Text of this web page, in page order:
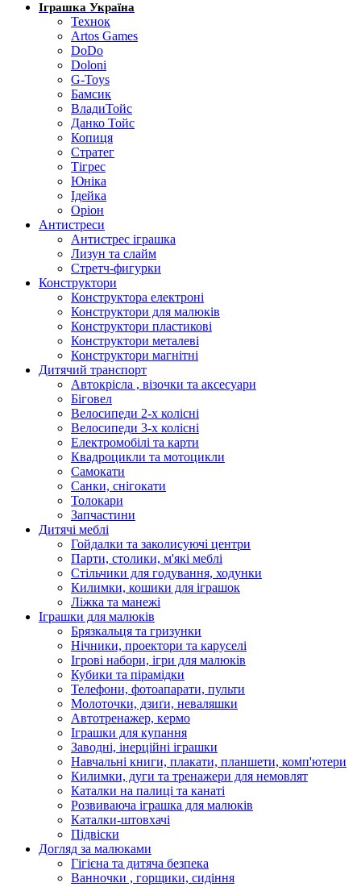
Іграшка Україна
Технок
Artos Games
DoDo
Doloni
G-Toys
Бамсик
ВладиТойс
Данко Тойс
Копиця
Стратег
Тігрес
Юніка
Ідейка
Оріон
Антистреси
Антистрес іграшка
Лизун та слайм
Стретч-фигурки
Конструктори
Конструктора електроні
Конструктори для малюків
Конструктори пластикові
Конструктори металеві
Конструктори магнітні
Дитячий транспорт
Автокрісла , візочки та аксесуари
Біговел
Велосипеди 2-х колісні
Велосипеди 3-х колісні
Електромобілі та карти
Квадроцикли та мотоцикли
Самокати
Санки, снігокати
Толокари
Запчастини
Дитячі меблі
Гойдалки та заколисуючі центри
Парти, столики, м'які меблі
Стільчики для годування, ходунки
Килимки, кошики для іграшок
Ліжка та манежі
Іграшки для малюків
Брязкальця та гризунки
Нічники, проектори та каруселі
Ігрові набори, ігри для малюків
Кубики та пірамідки
Телефони, фотоапарати, пульти
Молоточки, дзиґи, неваляшки
Автотренажер, кермо
Іграшки для купання
Заводні, інерційні іграшки
Навчальні книги, плакати, планшети, комп'ютери
Килимки, дуги та тренажери для немовлят
Каталки на палиці та канаті
Розвиваюча іграшка для малюків
Каталки-штовхачі
Підвіски
Догляд за малюками
Гігієна та дитяча безпека
Ванночки , горщики, сидіння